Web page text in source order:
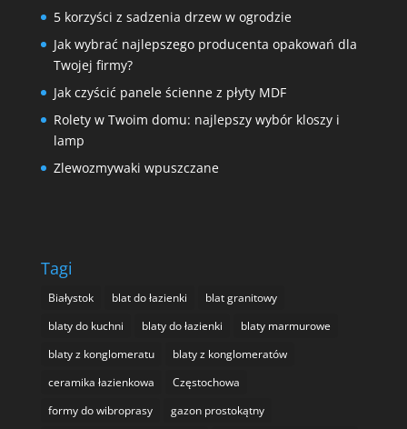
5 korzyści z sadzenia drzew w ogrodzie
Jak wybrać najlepszego producenta opakowań dla
Twojej firmy?
Jak czyścić panele ścienne z płyty MDF
Rolety w Twoim domu: najlepszy wybór kloszy i
lamp
Zlewozmywaki wpuszczane
Tagi
Białystok blat do łazienki
blat granitowy
blaty do kuchni
blaty do łazienki
blaty marmurowe
blaty z konglomeratu
blaty z konglomeratów
ceramika łazienkowa
Częstochowa
formy do wibroprasy
gazon prostokątny